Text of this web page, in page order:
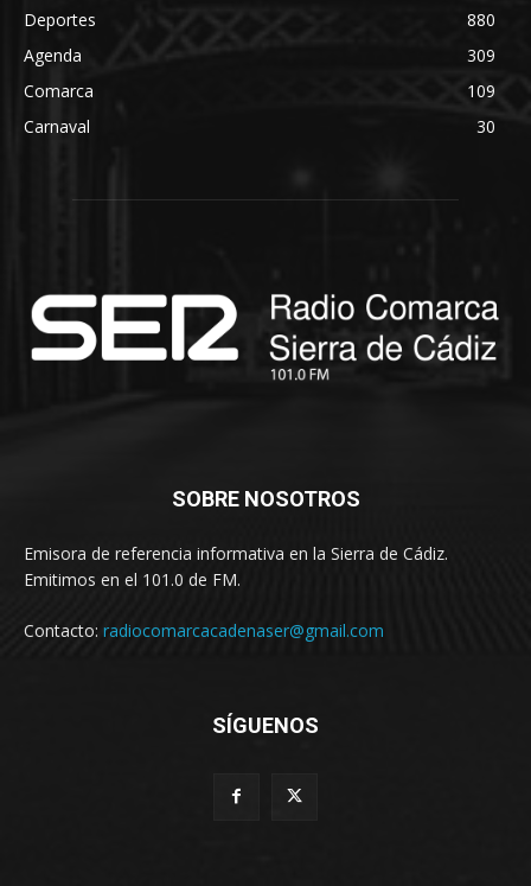
Deportes
880
Agenda
309
Comarca
109
Carnaval
30
SOBRE NOSOTROS
Emisora de referencia informativa en la Sierra de Cádiz.
Emitimos en el 101.0 de FM.
Contacto: radiocomarcacadenaser@gmail.com
SÍGUENOS